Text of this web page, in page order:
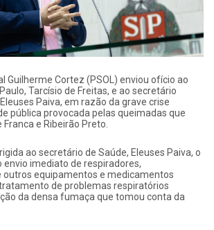
Guilherme Cortez (PSOL) enviou ofício ao
Tarcísio de Freitas, e ao secretário
Paiva, em razão da grave crise
pública provocada pelas queimadas que
e Ribeirão Preto.
ao secretário de Saúde, Eleuses Paiva, o
envio imediato de respiradores,
outros equipamentos e medicamentos
de problemas respiratórios
da densa fumaça que tomou conta da